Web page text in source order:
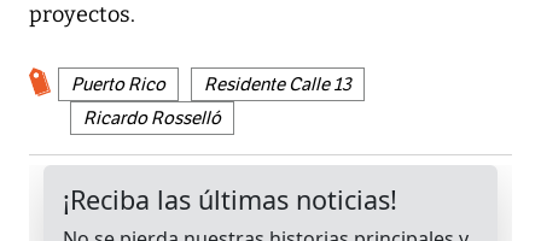
proyectos.
Puerto Rico
Residente Calle 13
Ricardo Rosselló